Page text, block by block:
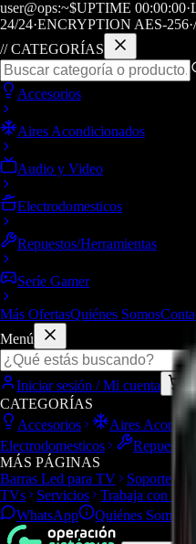
user@ops:~$UPTIME 00:00:00·
24/24·ENCRYPTION AES-256·
// CATEGORÍAS
Accesorios
Aires Acondicionados
Audio y Video
Electrodomesticos
Repuestos/Herramientas
Seríe Gamer
Más OfertasQuiénes Somos
Menú
Iniciar sesión / Mi cuenta
CATEGORÍAS
Accesorios
Aires
Electrodomesticos
MÁS PÁGINAS
Barras Led para TV
Soporte
TVs
Servicios
Trabaja con
WhatsApp
Quiénes Somos